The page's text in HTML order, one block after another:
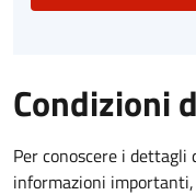
Condizioni
Per conoscere i
informazioni